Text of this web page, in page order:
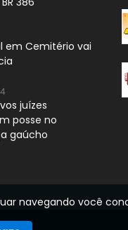
em Cemitério vai
juízes
posse no
gaúcho
navegando você